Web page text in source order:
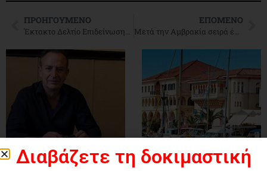
ΠΡΟΗΓΟΎΜΕΝΟ
Έκτακτο Δελτίο Επιδείνωσης Καιρού για Σάββατο 20- Κυριακή 21 Ιανουαρίου
ΕΠΌΜΕΝΟ
Μετά την Αμβρακία σειρά έχουν οι οδικοί άξονες της Ηπείρου
Διαβάζετε τη δοκιμαστική